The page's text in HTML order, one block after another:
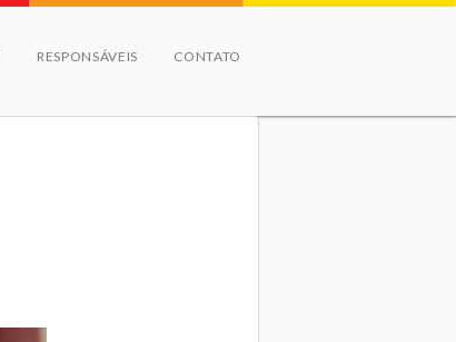
RESPONSÁVEIS CONTATO